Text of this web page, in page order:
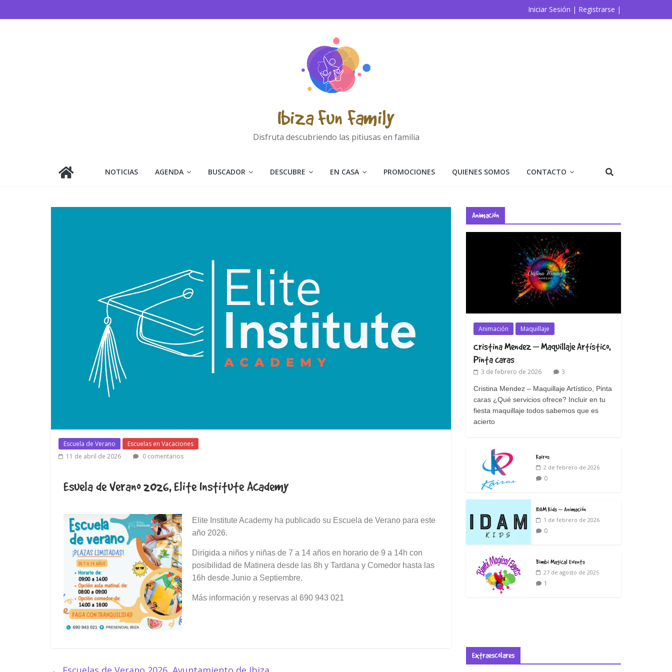
Iniciar Sesión | Registrarse |
Ibiza Fun Family
Disfruta descubriendo las pitiusas en familia
NOTICIAS AGENDA BUSCADOR DESCUBRE EN CASA PROMOCIONES QUIENES SOMOS CONTACTO
Escuela de Verano
Escuelas en Vacaciones
11 de abril de 2026
0 comentarios
Esuela de Verano 2026, Elite Institute Academy
Elite Institute Academy ha publicado su Escuela de Verano para este
año 2026.
Dirigida a niños y niñas de 7 a 14 años en horario de 9 a 14h con
posibilidad de Matinera desde las 8h y Tardana y Comedor hasta las
16h desde Junio a Septiembre.
Más información y reservas al 690 943 021
Animación
Animación Maquillaje
Cristina Mendez – Maquillaje Artístico,
Pinta caras
3 de febrero de 2026 3
Cristina Mendez – Maquillaje Artístico, Pinta
caras ¿Qué servicios ofrece? Incluir en tu
fiesta maquillaje todos sabemos que es
acierto
Kairos
2 de febrero de 2026
0
IDAM Kids – Animación
1 de febrero de 2026
0
Bimbi Magical Events
27 de agosto de 2025
1
Extraescolares